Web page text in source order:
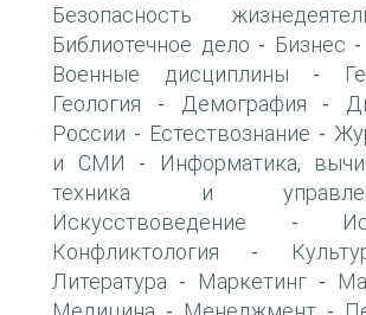
Безопасность
Библиотечное дело - Бизнес -
Военные дисциплины -
Геология - Демография -
России - Естествознание -
и СМИ -
Информатика,
техника и
Искусствоведение -
Конфликтология -
Литература - Маркетинг -